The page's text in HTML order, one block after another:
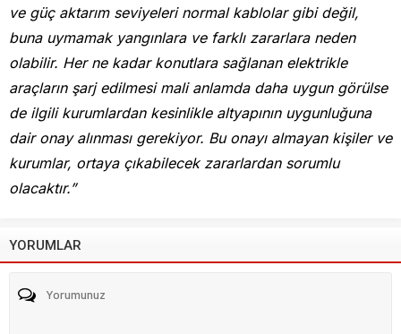
ve güç aktarım seviyeleri normal kablolar gibi değil,
buna uymamak yangınlara ve farklı zararlara neden
olabilir. Her ne kadar konutlara sağlanan elektrikle
araçların şarj edilmesi mali anlamda daha uygun görülse
de ilgili kurumlardan kesinlikle altyapının uygunluğuna
dair onay alınması gerekiyor. Bu onayı almayan kişiler ve
kurumlar, ortaya çıkabilecek zararlardan sorumlu
olacaktır.”
YORUMLAR